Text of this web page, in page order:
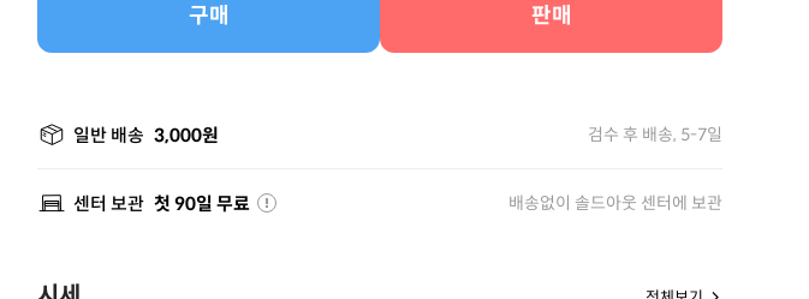
구매 판매
일반 배송 3,000원 검수 후 배송, 5-7일
센터 보관 첫 90일 무료 배송없이 솔드아웃 센터에 보관